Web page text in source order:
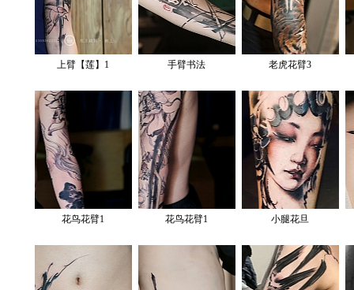
上臂【莲】1 手臂书法 老虎花臂3
花鸟花臂1 花鸟花臂1 小腿花旦